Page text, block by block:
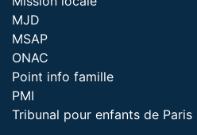
MJD
MSAP
ONAC
Point info famille
PMI
Tribunal pour enfants de Paris